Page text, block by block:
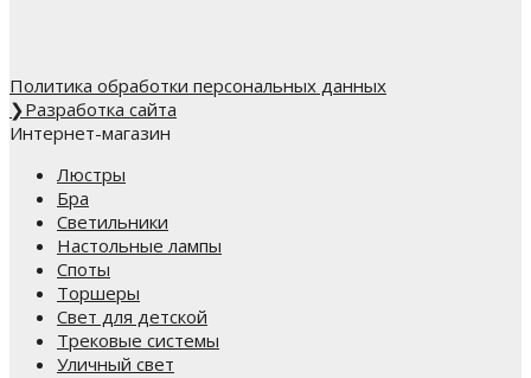
Политика обработки персональных данных
❯Разработка сайта
Интернет-магазин
Люстры
Бра
Светильники
Настольные лампы
Споты
Торшеры
Свет для детской
Трековые системы
Уличный свет